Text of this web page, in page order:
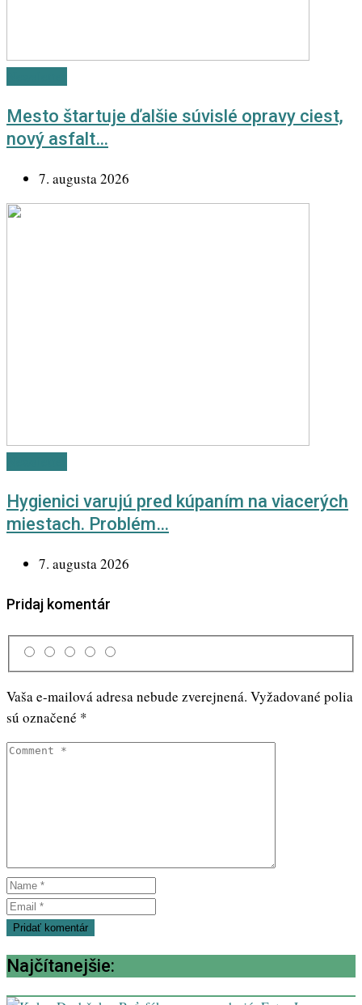
Mesto štartuje ďalšie súvislé opravy ciest,
nový asfalt…
7. augusta 2026
Hygienici varujú pred kúpaním na viacerých
miestach. Problém…
7. augusta 2026
Pridaj komentár
Vaša e-mailová adresa nebude zverejnená. Vyžadované polia
sú označené *
Najčítanejšie: